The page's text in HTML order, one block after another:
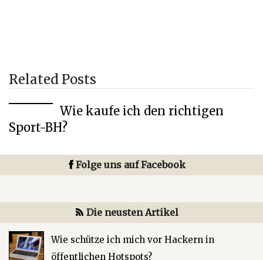
Related Posts
Wie kaufe ich den richtigen
Sport-BH?
Folge uns auf Facebook
Die neusten Artikel
Wie schütze ich mich vor Hackern in
öffentlichen Hotspots?